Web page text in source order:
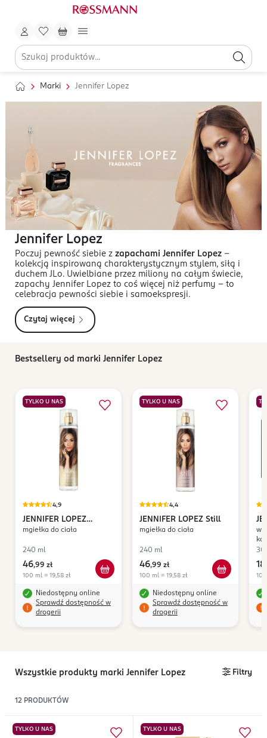
Marki Jennifer Lopez
Jennifer Lopez
Poczuj pewność siebie z zapachami Jennifer Lopez -
kolekcją inspirowaną charakterystycznym stylem, siłą i
duchem JLo. Uwielbiane przez miliony na całym świecie,
zapachy Jennifer Lopez to coś więcej niż perfumy – to
celebracja pewności siebie i samoekspresji.
Czytaj więcej
Bestsellery od marki Jennifer Lopez
TYLKO U NAS
4,9
JENNIFER LOPEZ
Enduring Glow
mgiełka do ciała
240 ml
46,99 zł
100 ml = 19,58 zł
Niedostępny online
Sprawdź dostępność w
drogerii
TYLKO U NAS
4,4
JENNIFER LOPEZ Still
mgiełka do ciała
240 ml
46,99 zł
100 ml = 19,58 zł
Niedostępny online
Sprawdź dostępność w
drogerii
30
Wszystkie produkty marki Jennifer Lopez Filtry
12 PRODUKTÓW
TYLKO U NAS TYLKO U NAS